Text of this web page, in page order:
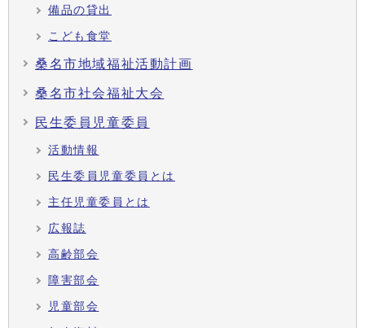
備品の貸出
こども食堂
桑名市地域福祉活動計画
桑名市社会福祉大会
民生委員児童委員
活動情報
民生委員児童委員とは
主任児童委員とは
広報誌
高齢部会
障害部会
児童部会